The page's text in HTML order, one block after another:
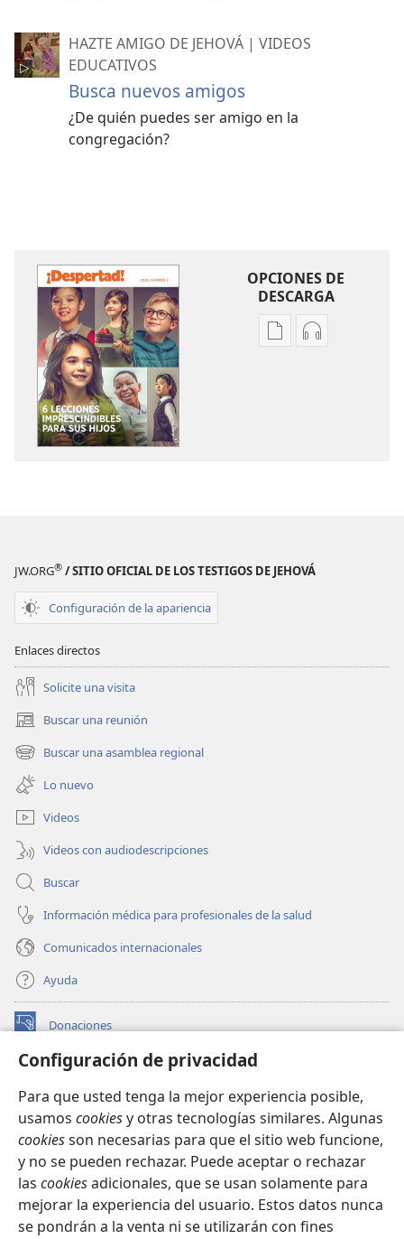
Configuración de privacidad
Para que usted tenga la mejor experiencia posible,
usamos cookiesy otras tecnologías similares. Algunas
cookiesson necesarias para que el sitio web funcione,
y no se pueden rechazar. Puede aceptar o rechazar
las cookiesadicionales, que se usan solamente para
mejorar la experiencia del usuario. Estos datos nunca
se pondrán a la venta ni se utilizarán con fines
HAZTE AMIGO DE JEHOVÁ | VIDEOS
EDUCATIVOS
Busca nuevos amigos
¿De quién puedes ser amigo en la
congregación?
OPCIONES DE
DESCARGA
Opciones
hijos
Opciones
hijos
JW.ORG® / SITIO OFICIAL DE LOS TESTIGOS DE JEHOVÁ
Configuración de la apariencia
Enlaces directos
Solicite una visita
Buscar una reunión
(abre
una
nueva
ventana)
Buscar una asamblea regional
(abre
una
nueva
ventana)
Lo nuevo
Videos
Videos con audiodescripciones
Buscar
Información médica para profesionales de la salud
Comunicados internacionales
Ayuda
Donaciones
(abre
nueva BIBLIOTECA EN LÍNEA Watchtower™
una
nueva
ventana)
JW Hub
(abre
una
nueva
ventana)
JW Library
Watchtower Library